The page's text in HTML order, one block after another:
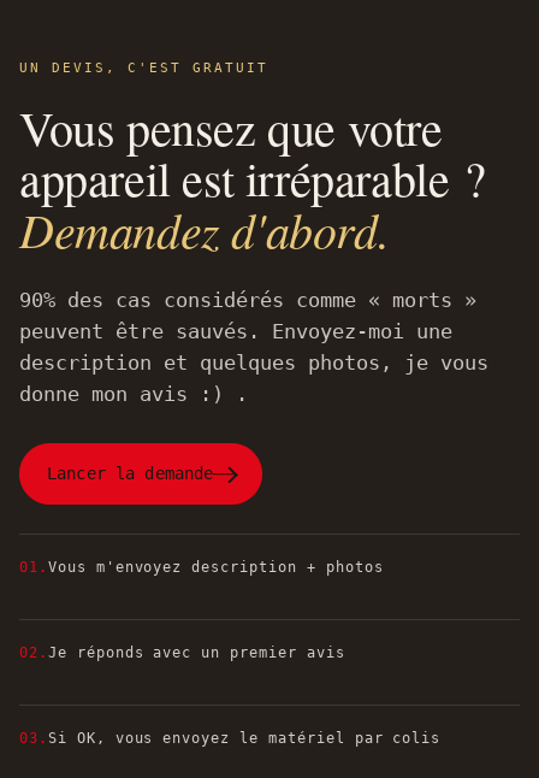
UN DEVIS, C'EST GRATUIT
Vous pensez que votre
appareil est irréparable ?
Demandez d'abord.
90% des cas considérés comme « morts »
peuvent être sauvés. Envoyez-moi une
description et quelques photos, je vous
donne mon avis :) .
Lancer la demande
01. Vous m'envoyez description + photos
02. Je réponds avec un premier avis
03. Si OK, vous envoyez le matériel par colis